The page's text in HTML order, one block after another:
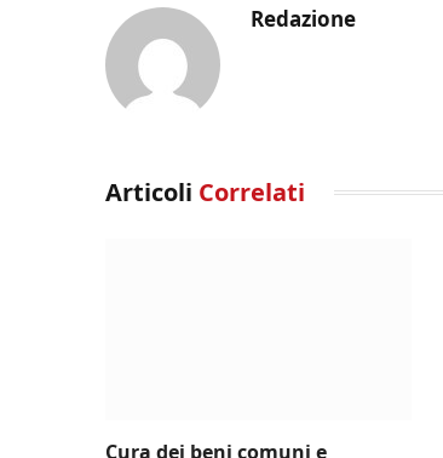
Redazione
Articoli Correlati
Cura dei beni comuni e